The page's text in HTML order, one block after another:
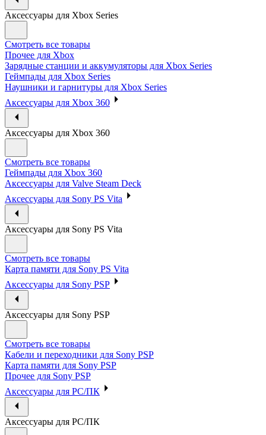
Аксессуары для Xbox Series
Смотреть все товары
Прочее для Xbox
Зарядные станции и аккумуляторы для Xbox Series
Геймпады для Xbox Series
Наушники и гарнитуры для Xbox Series
Аксессуары для Xbox 360
Аксессуары для Xbox 360
Смотреть все товары
Геймпады для Xbox 360
Аксессуары для Valve Steam Deck
Аксессуары для Sony PS Vita
Аксессуары для Sony PS Vita
Смотреть все товары
Карта памяти для Sony PS Vita
Аксессуары для Sony PSP
Аксессуары для Sony PSP
Смотреть все товары
Кабели и переходники для Sony PSP
Карта памяти для Sony PSP
Прочее для Sony PSP
Аксессуары для PC/ПК
Аксессуары для PC/ПК